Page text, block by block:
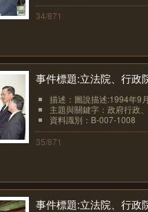
34/871
事件標題:立法院、行政
描述：圖說描述:1994年9
主題與關鍵字：政府行政
資料識別：B-007-1008
35/871
事件標題:立法院、行政